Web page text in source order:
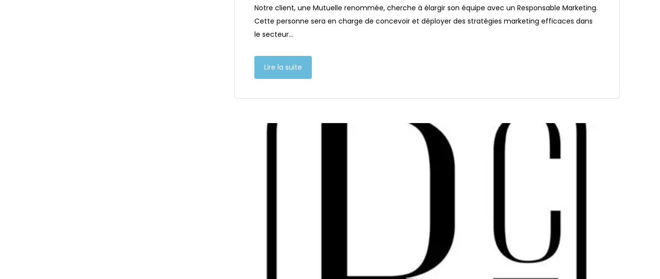
Notre client, une Mutuelle renommée, cherche à élargir son équipe avec un Responsable Marketing.
Cette personne sera en charge de concevoir et déployer des stratégies marketing efficaces dans
le secteur…
Lire la suite